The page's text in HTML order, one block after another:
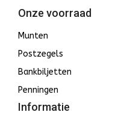
Onze voorraad
Munten
Postzegels
Bankbiljetten
Penningen
Informatie